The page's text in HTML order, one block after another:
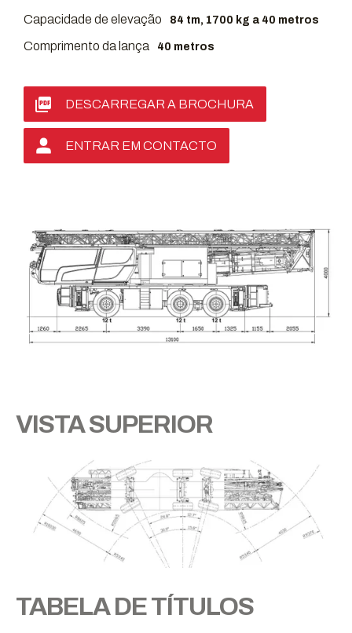
Capacidade de elevação 84 tm, 1700 kg a 40 metros
Comprimento da lança 40 metros
DESCARREGAR A BROCHURA
ENTRAR EM CONTACTO
VISTA SUPERIOR
TABELA DE TÍTULOS